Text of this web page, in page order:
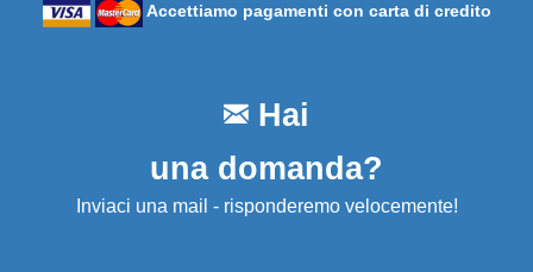
Accettiamo pagamenti con carta di credito
Hai
una domanda?
Inviaci una mail - risponderemo velocemente!